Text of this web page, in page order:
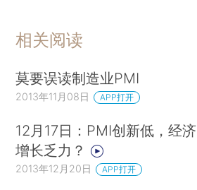
相关阅读
莫要误读制造业PMI
2013年11月08日 APP打开
12月17日：PMI创新低，经济
增长乏力？
2013年12月20日 APP打开